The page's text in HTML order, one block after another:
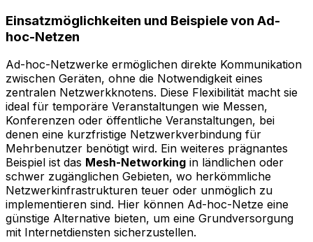
Einsatzmöglichkeiten und Beispiele von Ad-
hoc-Netzen
Ad-hoc-Netzwerke ermöglichen direkte Kommunikation
zwischen Geräten, ohne die Notwendigkeit eines
zentralen Netzwerkknotens. Diese Flexibilität macht sie
ideal für temporäre Veranstaltungen wie Messen,
Konferenzen oder öffentliche Veranstaltungen, bei
denen eine kurzfristige Netzwerkverbindung für
Mehrbenutzer benötigt wird. Ein weiteres prägnantes
Beispiel ist das Mesh-Networking in ländlichen oder
schwer zugänglichen Gebieten, wo herkömmliche
Netzwerkinfrastrukturen teuer oder unmöglich zu
implementieren sind. Hier können Ad-hoc-Netze eine
günstige Alternative bieten, um eine Grundversorgung
mit Internetdiensten sicherzustellen.